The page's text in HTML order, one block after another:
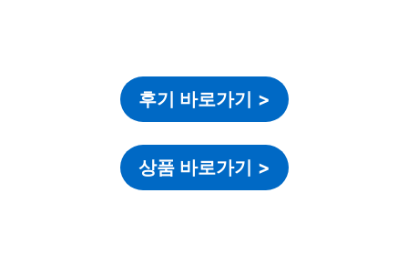
후기 바로가기 >
상품 바로가기 >